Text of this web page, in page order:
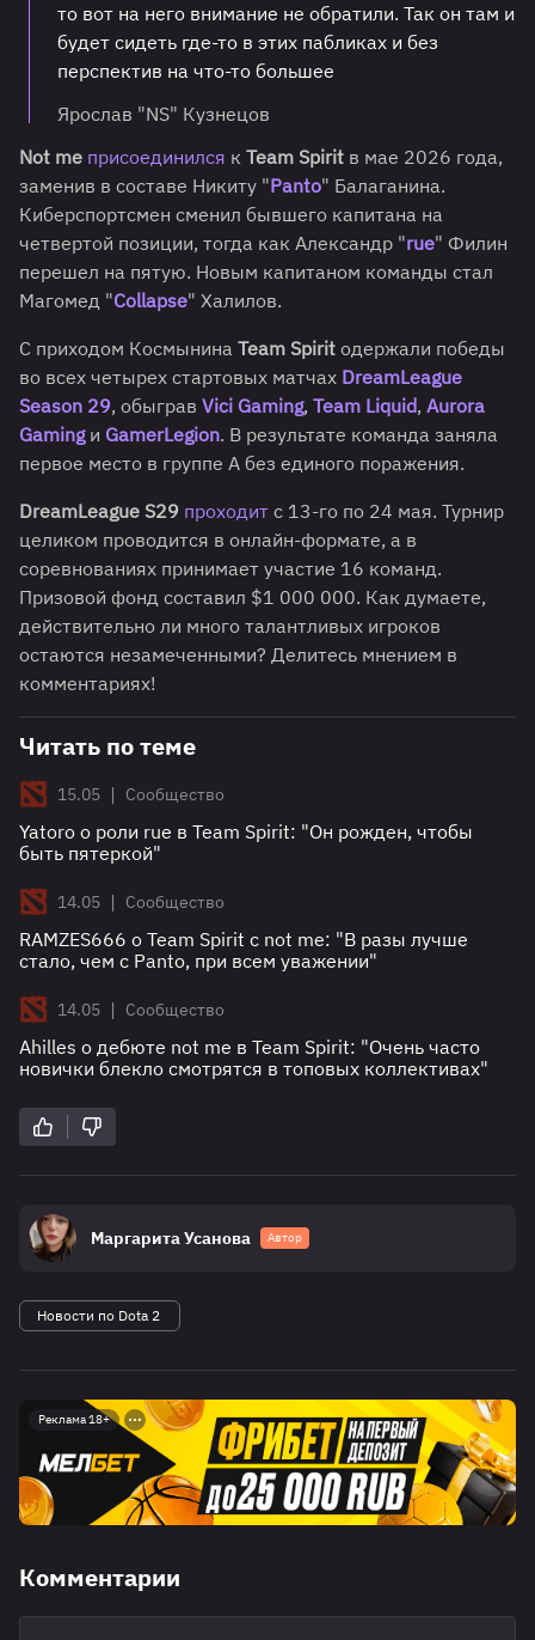
то вот на него внимание не обратили. Так он там и
будет сидеть где-то в этих пабликах и без
перспектив на что-то большее
Ярослав "NS" Кузнецов
Not me присоединился к Team Spirit в мае 2026 года,
заменив в составе Никиту "Panto" Балаганина.
Киберспортсмен сменил бывшего капитана на
четвертой позиции, тогда как Александр "rue" Филин
перешел на пятую. Новым капитаном команды стал
Магомед "Collapse" Халилов.
С приходом Космынина Team Spirit одержали победы
во всех четырех стартовых матчах DreamLeague
Season 29, обыграв Vici Gaming, Team Liquid, Aurora
Gamingи GamerLegion. В результате команда заняла
первое место в группе А без единого поражения.
DreamLeague S29 проходит с 13-го по 24 мая. Турнир
целиком проводится в онлайн-формате, а в
соревнованиях принимает участие 16 команд.
Призовой фонд составил $1 000 000. Как думаете,
действительно ли много талантливых игроков
остаются незамеченными? Делитесь мнением в
комментариях!
Читать по теме
15.05 | Сообщество
Yatoro о роли rue в Team Spirit: "Он рожден, чтобы
быть пятеркой"
14.05 | Сообщество
RAMZES666 о Team Spirit с not me: "В разы лучше
стало, чем с Panto, при всем уважении"
14.05 | Сообщество
Ahilles о дебюте not me в Team Spirit: "Очень часто
новички блекло смотрятся в топовых коллективах"
Маргарита Усанова Автор
Новости по Dota 2
Реклама 18+
Комментарии